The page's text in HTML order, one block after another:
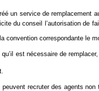
un service de remplacement
du conseil l’autorisation de
convention correspondante le
est nécessaire de
recruter des agents